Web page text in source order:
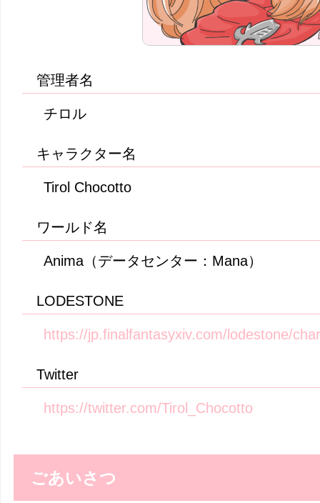
管理者名
チロル
キャラクター名
Tirol Chocotto
ワールド名
Anima（データセンター：Mana）
LODESTONE
https://jp.finalfantasyxiv.com/lodestone/
Twitter
https://twitter.com/Tirol_Chocotto
ごあいさつ